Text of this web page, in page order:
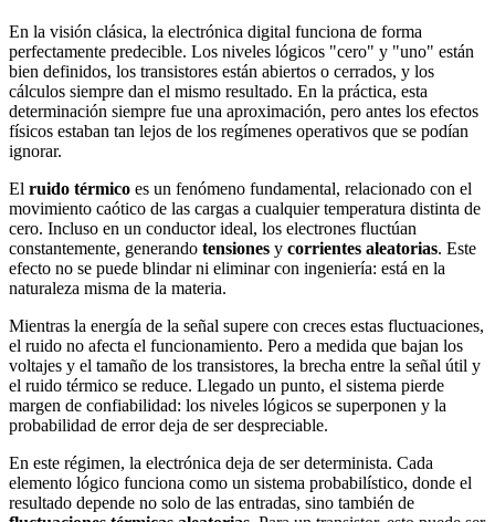
En la visión clásica, la electrónica digital funciona de forma
perfectamente predecible. Los niveles lógicos "cero" y "uno" están
bien definidos, los transistores están abiertos o cerrados, y los
cálculos siempre dan el mismo resultado. En la práctica, esta
determinación siempre fue una aproximación, pero antes los efectos
físicos estaban tan lejos de los regímenes operativos que se podían
ignorar.
El ruido térmico es un fenómeno fundamental, relacionado con el
movimiento caótico de las cargas a cualquier temperatura distinta de
cero. Incluso en un conductor ideal, los electrones fluctúan
constantemente, generando tensiones y corrientes aleatorias. Este
efecto no se puede blindar ni eliminar con ingeniería: está en la
naturaleza misma de la materia.
Mientras la energía de la señal supere con creces estas fluctuaciones,
el ruido no afecta el funcionamiento. Pero a medida que bajan los
voltajes y el tamaño de los transistores, la brecha entre la señal útil y
el ruido térmico se reduce. Llegado un punto, el sistema pierde
margen de confiabilidad: los niveles lógicos se superponen y la
probabilidad de error deja de ser despreciable.
En este régimen, la electrónica deja de ser determinista. Cada
elemento lógico funciona como un sistema probabilístico, donde el
resultado depende no solo de las entradas, sino también de